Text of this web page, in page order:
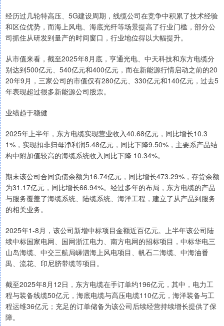
经历过几轮特高压、5G建设周期，线缆公司在竞争中积累了技术经验
和区位优势，而海上风电、海底光纤等场景提高了行业门槛，部分公
司抓住从研发到量产的时间窗口，行业地位得以大幅提升。
从市值来看，截至2025年8月底，亨通光电、中天科技和东方电缆分
别达到500亿元、540亿元和400亿元，而在新能源行情启动之前的20
20年9月，三家公司的市值仅有280亿元、330亿元和140亿元，过去5
年表现超过很多新能源公司股票。
业绩趋于稳健
2025年上半年，东方电缆实现营业收入40.68亿元，同比增长10.3
1%，实现扣非归母净利润5.48亿元，同比下降9.50%，主要系产品结
构中附加值较高的海缆系统收入同比下降 10.34%。
期末该公司合同负债余额为16.74亿元，同比增长473.29%，存货余额
为31.17亿元，同比增长66.94%。经过多年的布局，东方电缆的产品
与服务覆盖了海缆系统、陆缆系统、海洋工程，建立了从产品到服务
的相关业务。
2025年1-8月，该公司新增中标项目金额近百亿元。上半年该公司陆
续中标国家电网、国网浙江电力、南方电网的招标项目，中标华电三
山岛海缆、中交三航局嵊泗海上风电项目、帆石二海缆、中海油番
禺、流花、印尼脐带缆等项目。
截至2025年8月12日，东方电缆在手订单约196亿元，其中，电力工
程与装备线缆50亿元，海底电缆与高压电缆110亿元，海洋装备与工
程运维36亿元；充足的订单储备为该公司后续经营持续增长提供了保
障。